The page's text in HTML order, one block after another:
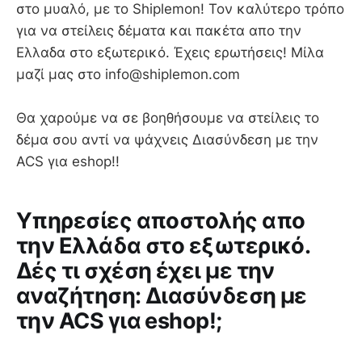
στο μυαλό, με το Shiplemon! Τον καλύτερο τρόπο
για να στείλεις δέματα και πακέτα απο την
Ελλαδα στο εξωτερικό. Έχεις ερωτήσεις! Μίλα
μαζί μας στο info@shiplemon.com
Θα χαρούμε να σε βοηθήσουμε να στείλεις το
δέμα σου αντί να ψάχνεις Διασύνδεση με την
ACS για eshop!!
Υπηρεσίες αποστολής απο
την Ελλάδα στο εξωτερικό.
Δές τι σχέση έχει με την
αναζήτηση: Διασύνδεση με
την ACS για eshop!;